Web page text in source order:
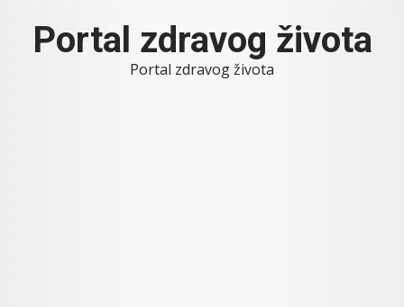
contentPortal zdravog života
Portal zdravog života